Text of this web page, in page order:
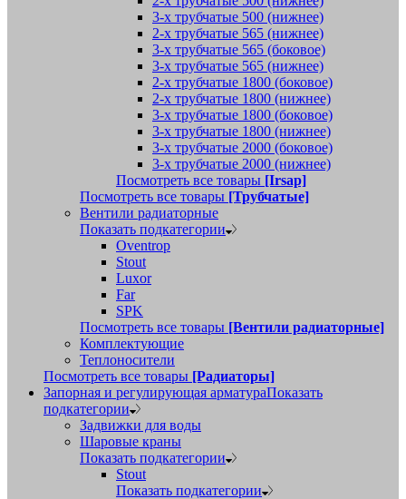
3-х трубчатые 500 (нижнее)
2-х трубчатые 565 (нижнее)
3-х трубчатые 565 (боковое)
3-х трубчатые 565 (нижнее)
2-х трубчатые 1800 (боковое)
2-х трубчатые 1800 (нижнее)
3-х трубчатые 1800 (боковое)
3-х трубчатые 1800 (нижнее)
3-х трубчатые 2000 (боковое)
3-х трубчатые 2000 (нижнее)
Посмотреть все товары [Irsap]
Посмотреть все товары [Трубчатые]
Вентили радиаторные
Показать подкатегории
Oventrop
Stout
Luxor
Far
SPK
Посмотреть все товары [Вентили радиаторные]
Комплектующие
Теплоносители
Посмотреть все товары [Радиаторы]
Запорная и регулирующая арматураПоказать
подкатегории
Задвижки для воды
Шаровые краны
Показать подкатегории
Stout
Показать подкатегории